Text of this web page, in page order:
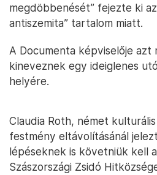
megdöbbenését” fejezte ki
antiszemita” tartalom miatt.
A Documenta képviselője azt
kineveznek egy ideiglenes
helyére.
Claudia Roth, német
festmény eltávolításánál
lépéseknek is követniük kell
Szászországi Zsidó